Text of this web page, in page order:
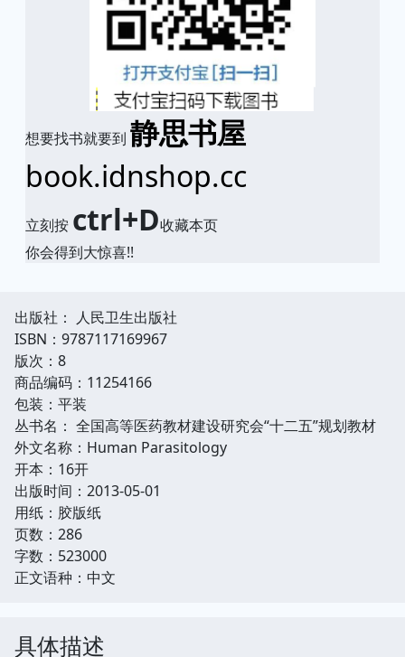
想要找书就要到 静思书屋
book.idnshop.cc
立刻按 ctrl+D收藏本页
你会得到大惊喜!!
出版社： 人民卫生出版社
ISBN：9787117169967
版次：8
商品编码：11254166
包装：平装
丛书名： 全国高等医药教材建设研究会“十二五”规划教材
外文名称：Human Parasitology
开本：16开
出版时间：2013-05-01
用纸：胶版纸
页数：286
字数：523000
正文语种：中文
具体描述